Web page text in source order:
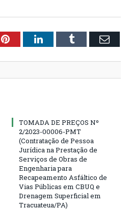
PinterestLinkedInTumblr Email
TOMADA DE PREÇOS Nº
2/2023-00006-PMT
(Contratação de Pessoa
Jurídica na Prestação de
Serviços de Obras de
Engenharia para
Recapeamento Asfáltico de
Vias Públicas em CBUQ e
Drenagem Superficial em
Tracuateua/PA)